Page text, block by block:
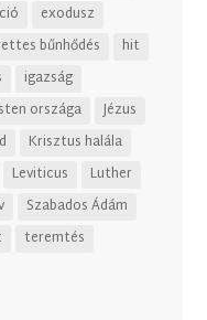
exodusz
bűnhődés
hit
igazság
országa
Jézus
Krisztus halála
Leviticus
Luther
Szabados Ádám
teremtés